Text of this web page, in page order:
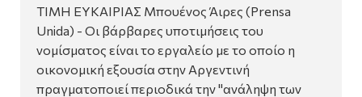
ΤΙΜΗ ΕΥΚΑΙΡΙΑΣ Μπουένος Άιρες (Prensa
Unida) - Οι βάρβαρες υποτιμήσεις του
νομίσματος είναι το εργαλείο με το οποίο η
οικονομική εξουσία στην Αργεντινή
πραγματοποιεί περιοδικά την "ανάληψη των